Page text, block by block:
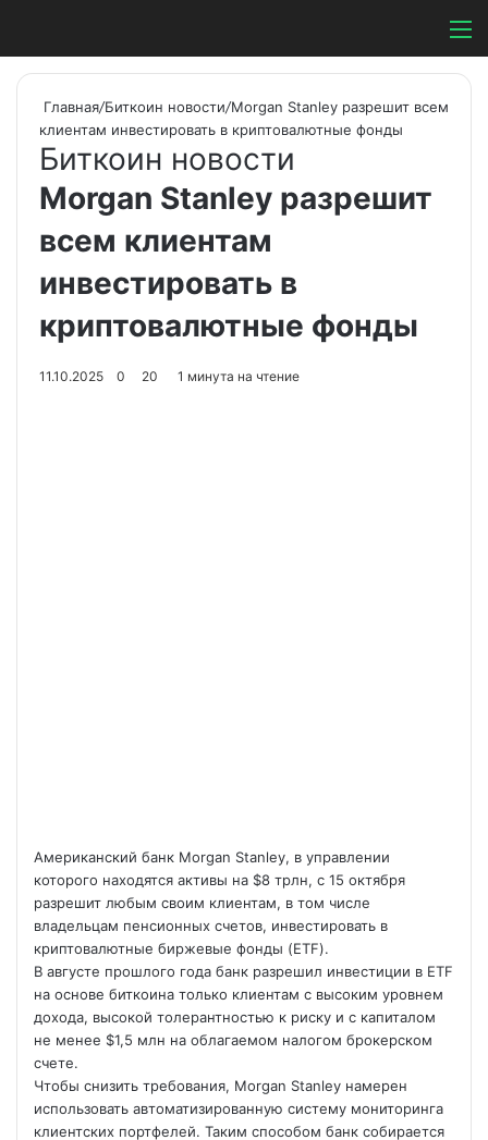
Switch skin
Главная/Биткоин новости/Morgan Stanley разрешит всем
клиентам инвестировать в криптовалютные фонды
Биткоин новости
Morgan Stanley разрешит
всем клиентам
инвестировать в
криптовалютные фонды
11.10.2025 0 20 1 минута на чтение
Американский банк Morgan Stanley, в управлении
которого находятся активы на $8 трлн, с 15 октября
разрешит любым своим клиентам, в том числе
владельцам пенсионных счетов, инвестировать в
криптовалютные биржевые фонды (ETF).
В августе прошлого года банк разрешил инвестиции в ETF
на основе биткоина только клиентам с высоким уровнем
дохода, высокой толерантностью к риску и с капиталом
не менее $1,5 млн на облагаемом налогом брокерском
счете.
Чтобы снизить требования, Morgan Stanley намерен
использовать автоматизированную систему мониторинга
клиентских портфелей. Таким способом банк собирается